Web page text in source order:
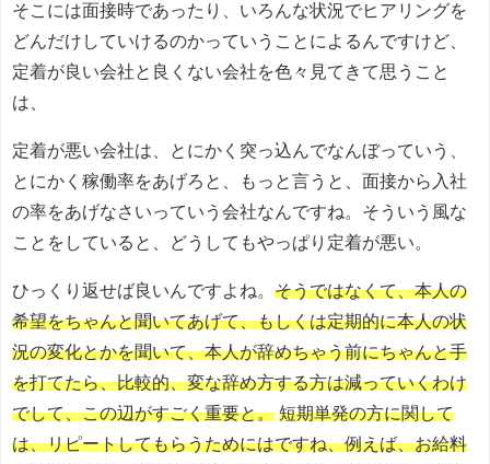
そこには面接時であったり、いろんな状況でヒアリングを
どんだけしていけるのかっていうことによるんですけど、
定着が良い会社と良くない会社を色々見てきて思うこと
は、
定着が悪い会社は、とにかく突っ込んでなんぼっていう、
とにかく稼働率をあげろと、もっと言うと、面接から入社
の率をあげなさいっていう会社なんですね。そういう風な
ことをしていると、どうしてもやっぱり定着が悪い。
ひっくり返せば良いんですよね。 そうではなくて、本人の
希望をちゃんと聞いてあげて、もしくは定期的に本人の状
況の変化とかを聞いて、本人が辞めちゃう前にちゃんと手
を打てたら、比較的、変な辞め方する方は減っていくわけ
でして、この辺がすごく重要と。 短期単発の方に関して
は、リピートしてもらうためにはですね、例えば、お給料